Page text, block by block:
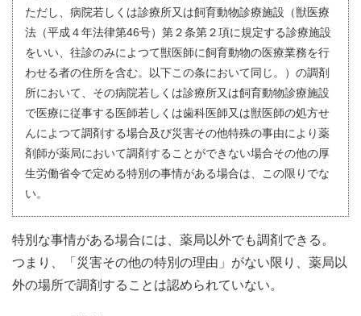
ただし、病院若しくは診療所又は飼育動物診療施設（獣医療
法（平成４年法律第46号）第２条第２項に規定する診療施設
をいい、往診のみによつて獣医師に飼育動物の医療業務を行
わせる者の住所を含む。以下この条において同じ。）の調剤
所において、その病院若しくは診療所又は飼育動物診療施設
で医療に従事する医師若しくは歯科医師又は獣医師の処方せ
んによつて調剤する場合及び災害その他特殊の事由により薬
剤師が薬局において調剤することができない場合その他の厚
生労働省令で定める特別の事情がある場合は、この限りでな
い。
特別な事情がある場合には、薬局以外でも調剤できる。
つまり、「災害その他の特別の理由」がない限り、薬局以
外の場所で調剤することは認められていない。